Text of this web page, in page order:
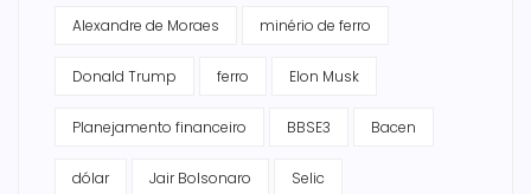
Alexandre de Moraes minério de ferro
Donald Trump ferro Elon Musk
Planejamento financeiro BBSE3 Bacen
dólar Jair Bolsonaro Selic